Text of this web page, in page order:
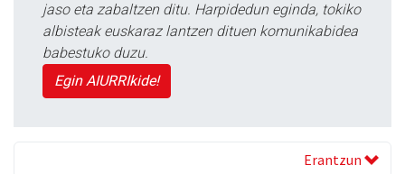
jaso eta zabaltzen ditu. Harpidedun eginda, tokiko
albisteak euskaraz lantzen dituen komunikabidea
babestuko duzu.
Egin AIURRIkide!
Erantzun